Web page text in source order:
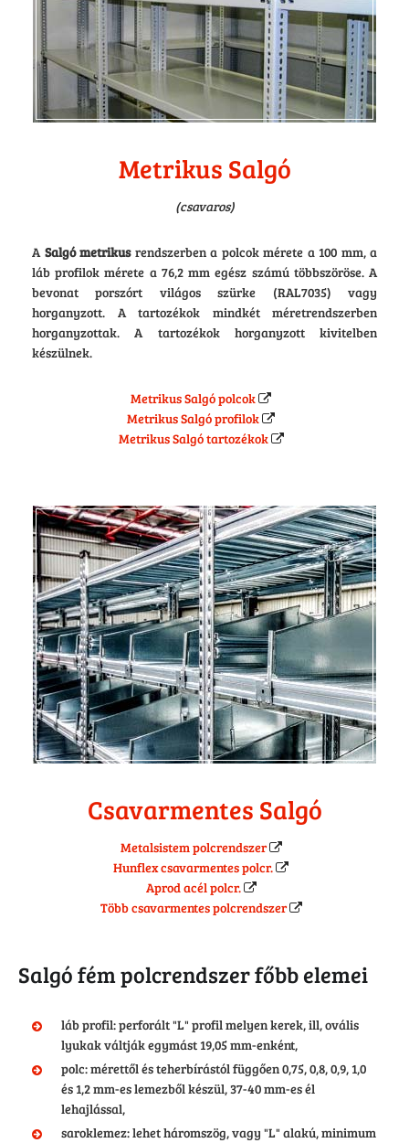
Metrikus Salgó
(csavaros)
A Salgó metrikusrendszerben a polcok mérete a 100 mm, a
láb profilok mérete a 76,2 mm egész számú többszöröse. A
bevonat porszórt világos szürke (RAL7035) vagy
horganyzott. A tartozékok mindkét méretrendszerben
horganyzottak. A tartozékok horganyzott kivitelben
készülnek.
Metrikus Salgó polcok
Metrikus Salgó profilok
Metrikus Salgó tartozékok
Csavarmentes Salgó
Metalsistem polcrendszer
Hunflex csavarmentes polcr.
Aprod acél polcr.
Több csavarmentes polcrendszer
Salgó fém polcrendszer főbb elemei
láb profil: perforált "L" profil melyen kerek, ill, ovális
lyukak váltják egymást 19,05 mm-enként,
polc: mérettől és teherbírástól függően 0,75, 0,8, 0,9, 1,0
és 1,2 mm-es lemezből készül, 37-40 mm-es él
lehajlással,
saroklemez: lehet háromszög, vagy "L" alakú, minimum